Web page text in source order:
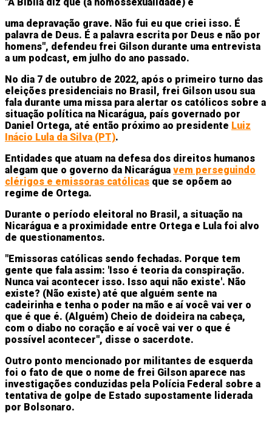
"A Bíblia diz que (a homossexualidade) é
uma depravação grave. Não fui eu que criei isso. É
palavra de Deus. É a palavra escrita por Deus e não por
homens", defendeu frei Gilson durante uma entrevista
a um podcast, em julho do ano passado.
No dia 7 de outubro de 2022, após o primeiro turno das
eleições presidenciais no Brasil, frei Gilson usou sua
fala durante uma missa para alertar os católicos sobre a
situação política na Nicarágua, país governado por
Daniel Ortega, até então próximo ao presidente Luiz
Inácio Lula da Silva (PT).
Entidades que atuam na defesa dos direitos humanos
alegam que o governo da Nicarágua vem perseguindo
clérigos e emissoras católicas que se opõem ao
regime de Ortega.
Durante o período eleitoral no Brasil, a situação na
Nicarágua e a proximidade entre Ortega e Lula foi alvo
de questionamentos.
"Emissoras católicas sendo fechadas. Porque tem
gente que fala assim: 'Isso é teoria da conspiração.
Nunca vai acontecer isso. Isso aqui não existe'. Não
existe? (Não existe) até que alguém sente na
cadeirinha e tenha o poder na mão e aí você vai ver o
que é que é. (Alguém) Cheio de doideira na cabeça,
com o diabo no coração e aí você vai ver o que é
possível acontecer", disse o sacerdote.
Outro ponto mencionado por militantes de esquerda
foi o fato de que o nome de frei Gilson aparece nas
investigações conduzidas pela Polícia Federal sobre a
tentativa de golpe de Estado supostamente liderada
por Bolsonaro.